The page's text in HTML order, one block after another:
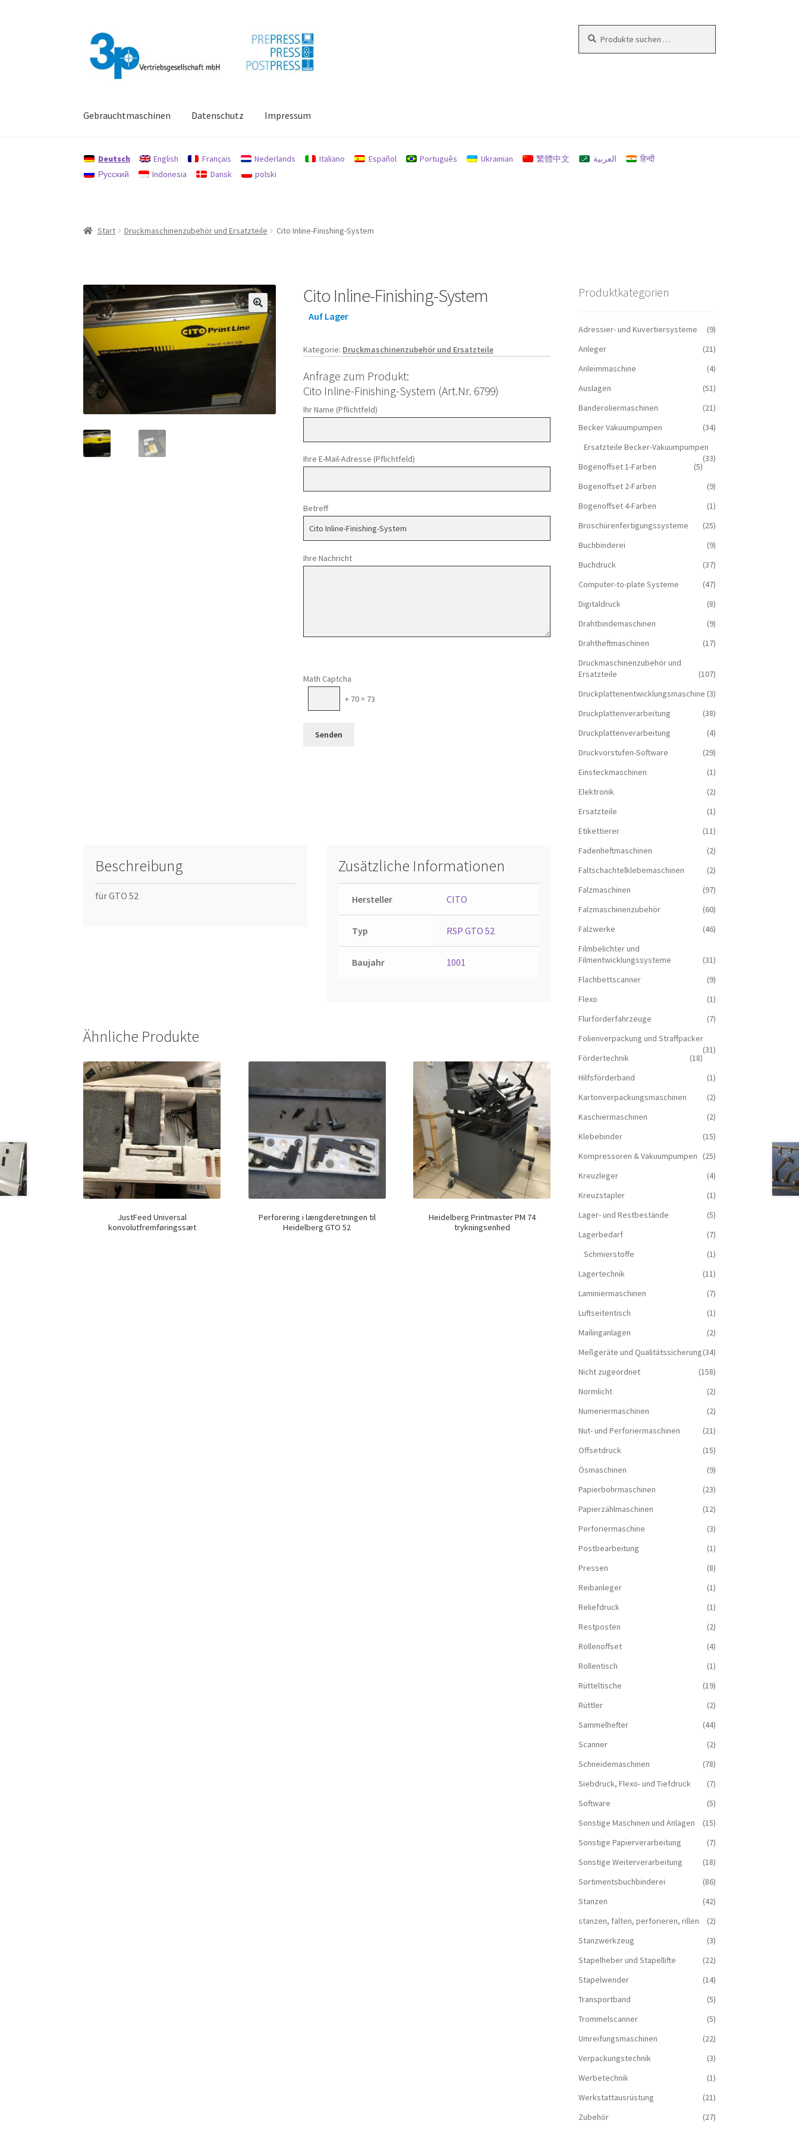
Navigation
springen
Zum
Inhalt
springen
nach:
Gebrauchtmaschinen Datenschutz Impressum
Deutsch English Français Nederlands Italiano Español Português Ukrainian 繁體中文 العربية
हिन्दी
Русский
Indonesia Dansk polski
Start Druckmaschinenzubehör und Ersatzteile Cito Inline-Finishing-System
Cito Inline-Finishing-System
Auf Lager
Kategorie: Druckmaschinenzubehör und Ersatzteile
Anfrage zum Produkt:
Cito Inline-Finishing-System (Art.Nr. 6799)
Ihr Name (Pflichtfeld)
Ihre E-Mail-Adresse (Pflichtfeld)
Betreff
Ihre Nachricht
Math Captcha
+ 70 = 73
Beschreibung
für GTO 52
Zusätzliche Informationen
Hersteller CITO
Typ RSP GTO 52
Baujahr 1001
Ähnliche Produkte
JustFeed Universal
konvolutfremføringssæt
Perforering i længderetningen til
Heidelberg GTO 52
Heidelberg Printmaster PM 74
trykningsenhed
Produktkategorien
Adressier- und Kuvertiersysteme
(9)
Anleger
(21)
Anleimmaschine
(4)
Auslagen
(51)
Banderoliermaschinen
(21)
Becker Vakuumpumpen
(34)
Ersatzteile Becker-Vakuumpumpen
(33)
Bogenoffset 1-Farben
(5)
Bogenoffset 2-Farben
(9)
Bogenoffset 4-Farben
(1)
Broschürenfertigungssysteme
(25)
Buchbinderei
(9)
Buchdruck
(37)
Computer-to-plate Systeme
(47)
Digitaldruck
(8)
Drahtbindemaschinen
(9)
Drahtheftmaschinen
(17)
Druckmaschinenzubehör und
Ersatzteile
(107)
Druckplattenentwicklungsmaschine (3)
Druckplattenverarbeitung
(38)
Druckplattenverarbeitung
(4)
Druckvorstufen-Software
(29)
Einsteckmaschinen
(1)
Elektronik
(2)
Ersatzteile
(1)
Etikettierer
(11)
Fadenheftmaschinen
(2)
Faltschachtelklebemaschinen
(2)
Falzmaschinen
(97)
Falzmaschinenzubehör
(60)
Falzwerke
(46)
Filmbelichter und
Filmentwicklungssysteme
(31)
Flachbettscanner
(9)
Flexo
(1)
Flurförderfahrzeuge
(7)
Folienverpackung und Straffpacker
(31)
Fördertechnik
(18)
Hilfsförderband
(1)
Kartonverpackungsmaschinen
(2)
Kaschiermaschinen
(2)
Klebebinder
(15)
Kompressoren & Vakuum­pumpen
(25)
Kreuzleger
(4)
Kreuzstapler
(1)
Lager- und Restbestände
(5)
Lagerbedarf
(7)
Schmierstoffe
(1)
Lagertechnik
(11)
Laminiermaschinen
(7)
Luftseitentisch
(1)
Mailinganlagen
(2)
Meßgeräte und Qualitätssicherung(34)
Nicht zugeordnet
(158)
Normlicht
(2)
Numeriermaschinen
(2)
Nut- und Perforiermaschinen
(21)
Offsetdruck
(15)
Ösmaschinen
(9)
Papierbohrmaschinen
(23)
Papierzählmaschinen
(12)
Perforiermaschine
(3)
Postbearbeitung
(1)
Pressen
(8)
Reibanleger
(1)
Reliefdruck
(1)
Restposten
(2)
Rollenoffset
(4)
Rollentisch
(1)
Rütteltische
(19)
Rüttler
(2)
Sammelhefter
(44)
Scanner
(2)
Schneidemaschinen
(78)
Siebdruck, Flexo- und Tiefdruck
(7)
Software
(5)
Sonstige Maschinen und Anlagen
(15)
Sonstige Papierverarbeitung
(7)
Sonstige Weiterverarbeitung
(18)
Sortimentsbuchbinderei
(86)
Stanzen
(42)
stanzen, falten, perforieren, rillen
(2)
Stanzwerkzeug
(3)
Stapelheber und Stapellifte
(22)
Stapelwender
(14)
Transportband
(5)
Trommelscanner
(5)
Umreifungsmaschinen
(22)
Verpackungstechnik
(3)
Werbetechnik
(1)
Werkstattausrüstung
(21)
Zubehör
(27)